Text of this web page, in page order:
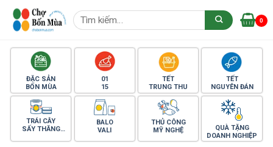
Skip
Tìm
kiếm:
0
ĐẶC SẢN
BỐN MÙA
01
15
TẾT
TRUNG THU
TẾT
NGUYÊN ĐÁN
TRÁI CÂY
SẤY THĂNG
BALO
VALI
THỦ CÔNG
MỸ NGHỆ
QUÀ TẶNG
DOANH NGHIỆP